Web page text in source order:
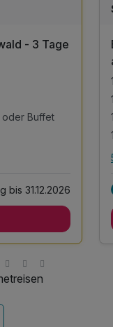
- 3 Tage
oder Buffet
bis 31.12.2026